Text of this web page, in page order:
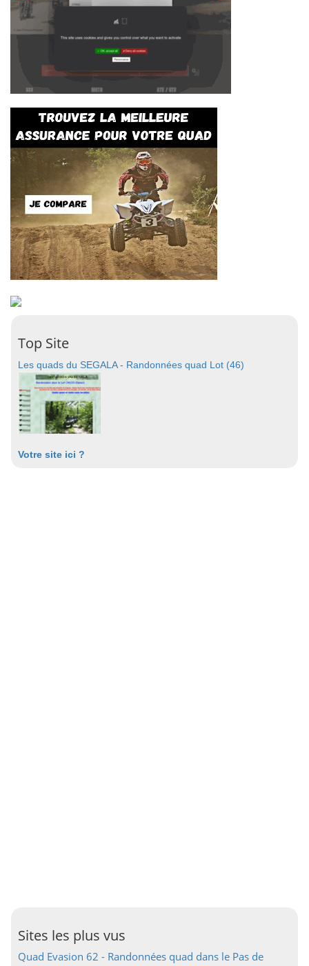
Top Site
Les quads du SEGALA - Randonnées quad Lot (46)
Votre site ici ?
Sites les plus vus
Quad Evasion 62 - Randonnées quad dans le Pas de